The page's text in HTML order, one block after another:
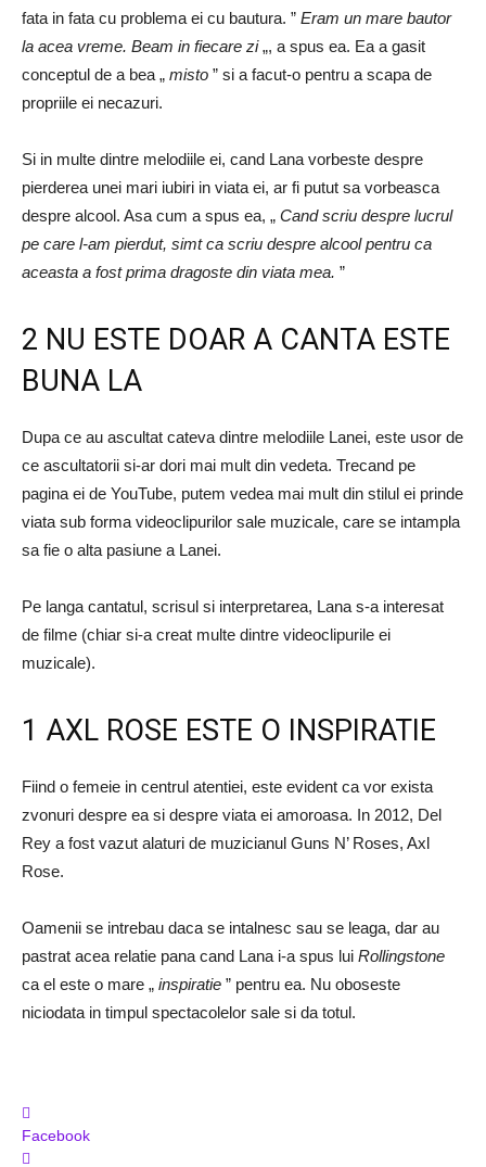
fata in fata cu problema ei cu bautura. ” Eram un mare bautor
la acea vreme. Beam in fiecare zi„, a spus ea. Ea a gasit
conceptul de a bea „ misto ” si a facut-o pentru a scapa de
propriile ei necazuri.
Si in multe dintre melodiile ei, cand Lana vorbeste despre
pierderea unei mari iubiri in viata ei, ar fi putut sa vorbeasca
despre alcool. Asa cum a spus ea, „ Cand scriu despre lucrul
pe care l-am pierdut, simt ca scriu despre alcool pentru ca
aceasta a fost prima dragoste din viata mea. ”
2 NU ESTE DOAR A CANTA ESTE
BUNA LA
Dupa ce au ascultat cateva dintre melodiile Lanei, este usor de
ce ascultatorii si-ar dori mai mult din vedeta. Trecand pe
pagina ei de YouTube, putem vedea mai mult din stilul ei prinde
viata sub forma videoclipurilor sale muzicale, care se intampla
sa fie o alta pasiune a Lanei.
Pe langa cantatul, scrisul si interpretarea, Lana s-a interesat
de filme (chiar si-a creat multe dintre videoclipurile ei
muzicale).
1 AXL ROSE ESTE O INSPIRATIE
Fiind o femeie in centrul atentiei, este evident ca vor exista
zvonuri despre ea si despre viata ei amoroasa. In 2012, Del
Rey a fost vazut alaturi de muzicianul Guns N’ Roses, Axl
Rose.
Oamenii se intrebau daca se intalnesc sau se leaga, dar au
pastrat acea relatie pana cand Lana i-a spus lui Rollingstone
ca el este o mare „ inspiratie ” pentru ea. Nu oboseste
niciodata in timpul spectacolelor sale si da totul.
Facebook